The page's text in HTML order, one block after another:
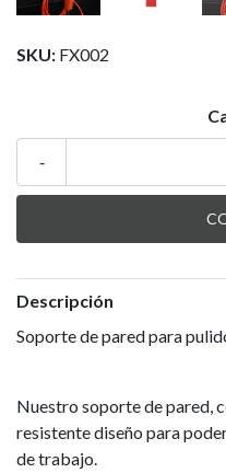
SKU: FX002
-
Descripción
Soporte de pared para
Nuestro soporte de pared,
resistente diseño para
de trabajo.